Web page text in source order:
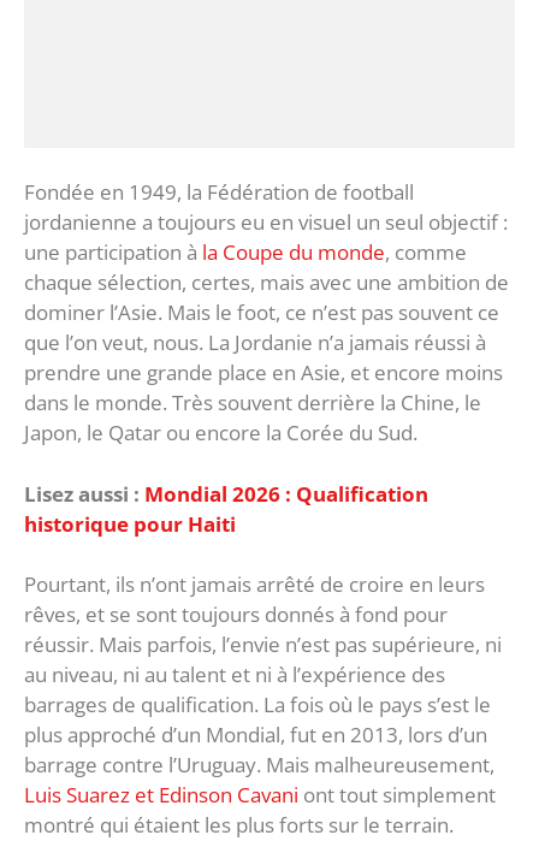
Fondée en 1949, la Fédération de football
jordanienne a toujours eu en visuel un seul objectif :
une participation à la Coupe du monde, comme
chaque sélection, certes, mais avec une ambition de
dominer l’Asie. Mais le foot, ce n’est pas souvent ce
que l’on veut, nous. La Jordanie n’a jamais réussi à
prendre une grande place en Asie, et encore moins
dans le monde. Très souvent derrière la Chine, le
Japon, le Qatar ou encore la Corée du Sud.
Lisez aussi : Mondial 2026 : Qualification
historique pour Haiti
Pourtant, ils n’ont jamais arrêté de croire en leurs
rêves, et se sont toujours donnés à fond pour
réussir. Mais parfois, l’envie n’est pas supérieure, ni
au niveau, ni au talent et ni à l’expérience des
barrages de qualification. La fois où le pays s’est le
plus approché d’un Mondial, fut en 2013, lors d’un
barrage contre l’Uruguay. Mais malheureusement,
Luis Suarez et Edinson Cavani ont tout simplement
montré qui étaient les plus forts sur le terrain.